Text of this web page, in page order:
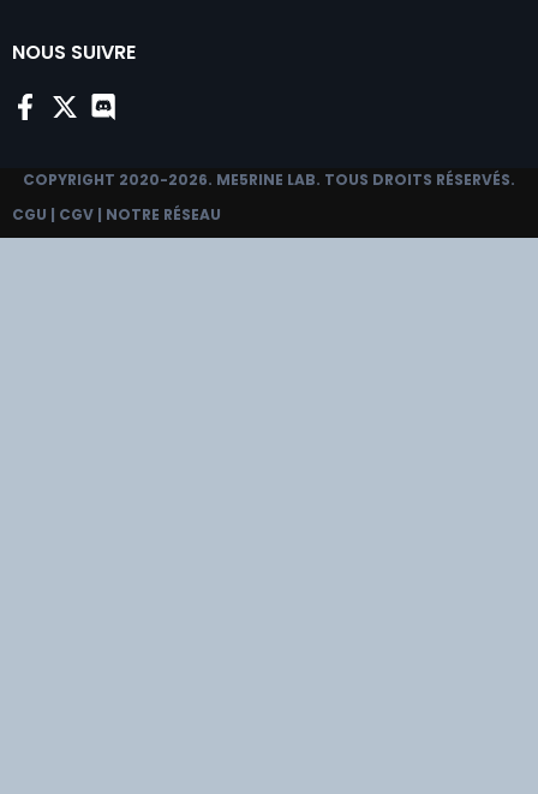
NOUS SUIVRE
COPYRIGHT 2020-2026. ME5RINE LAB. TOUS DROITS RÉSERVÉS.
CGU | CGV | NOTRE RÉSEAU